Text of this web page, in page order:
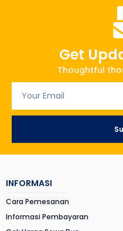
Get
Thoughtful
INFORMASI
Cara Pemesanan
Informasi Pembayaran